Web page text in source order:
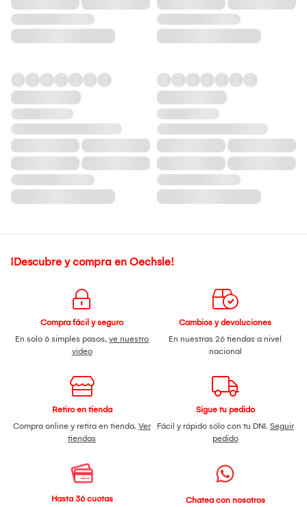
¡Descubre y compra en Oechsle!
Compra fácil y seguro
En solo 6 simples pasos, ve nuestro
video
Cambios y devoluciones
En nuestras 26 tiendas a nivel
nacional
Retiro en tienda
Compra online y retira en tienda. Ver
tiendas
Sigue tu pedido
Fácil y rápido sólo con tu DNI. Seguir
pedido
Hasta 36 cuotas
Chatea con nosotros